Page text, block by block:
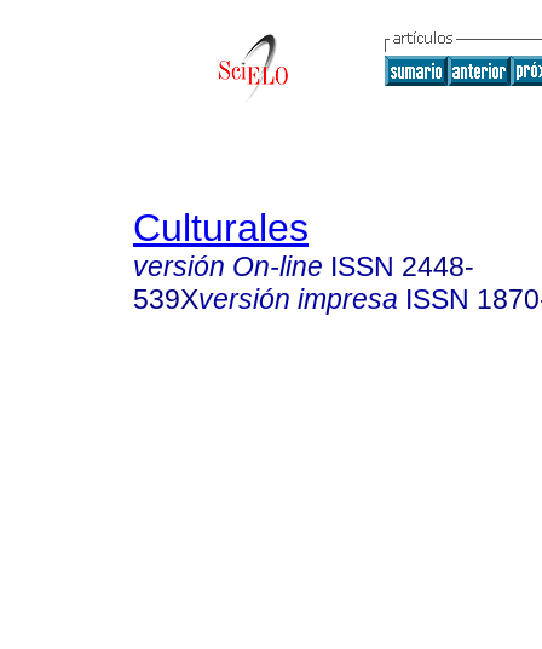
Culturales
versión On-line ISSN 2448-
539Xversión impresa ISSN